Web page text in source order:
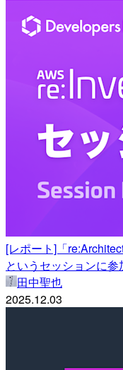
[レポート]「
というセッションに
田中聖也
2025.12.03